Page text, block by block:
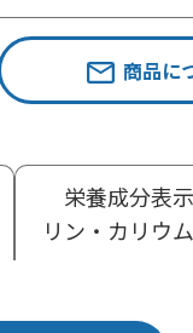
商品に
栄養成分表示
リン・カリウ